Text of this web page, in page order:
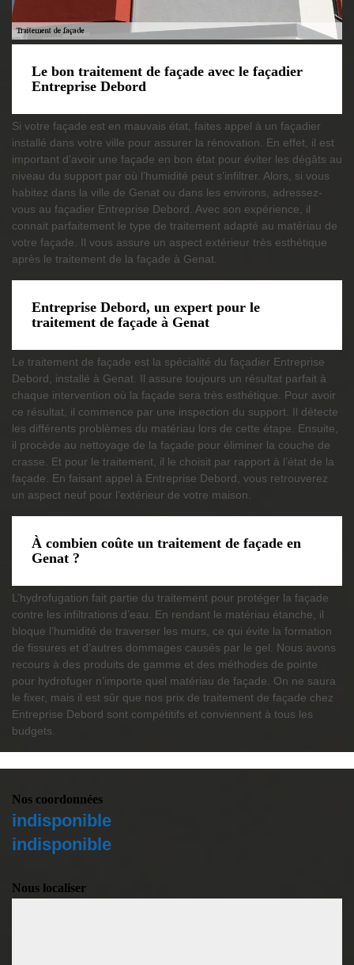
Le bon traitement de façade avec le façadier
Entreprise Debord
Si votre façade est en mauvais état, faites appel à un façadier
installé dans votre ville pour assurer la rénovation. En effet, il est
important d’avoir une façade en bon état pour éviter les dégâts au
niveau du support par où l’humidité peut s’infiltrer. Alors, si vous
habitez dans la ville de Genat ou dans les environs, adressez-
vous au façadier Entreprise Debord. Avec son expérience, il
connait parfaitement le type de traitement adapté au matériau de
votre façade. Il vous assure un aspect extérieur très esthétique
après le traitement de la façade à Genat.
Entreprise Debord, un expert pour le
traitement de façade à Genat
Le traitement de façade est la spécialité du façadier Entreprise
Debord, installé à Genat. Il assure toujours un résultat parfait à
chaque intervention où la façade sera très esthétique. Pour avoir
ce résultat, il commence par une inspection du support. Il détecte
les différents problèmes du matériau lors de cette étape. Ensuite,
il procède au nettoyage de la façade pour éliminer la couche de
crasse. Et pour le traitement, il le choisit par rapport à l’état de la
façade. En faisant appel à Entreprise Debord, vous retrouverez
un aspect neuf pour l’extérieur de votre maison.
À combien coûte un traitement de façade en
Genat ?
L’hydrofugation fait partie du traitement pour protéger la façade
contre les infiltrations d’eau. En rendant le matériau étanche, il
bloque l’humidité de traverser les murs, ce qui évite la formation
de fissures et d’autres dommages causés par le gel. Nous avons
recours à des produits de gamme et des méthodes de pointe
pour hydrofuger n’importe quel matériau de façade. On ne saura
le fixer, mais il est sûr que nos prix de traitement de façade chez
Entreprise Debord sont compétitifs et conviennent à tous les
budgets.
Nos coordonnées
indisponible
indisponible
Nous localiser